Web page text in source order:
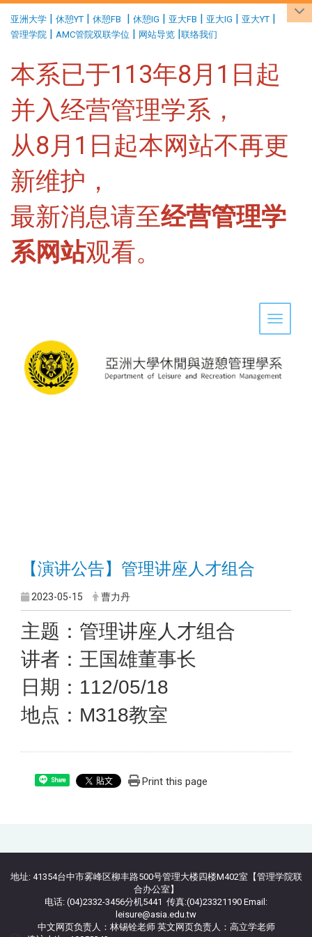
亚洲大学 | 休憩YT | 休憩FB | 休憩IG | 亚大FB | 亚大IG | 亚大YT |
管理学院 | AMC管院双联学位 | 网站导览 |联络我们
本系已于113年8月1日起
并入经营管理学系，
从8月1日起本网站不再更
新维护，
最新消息请至经营管理学
系网站观看。
Toggle
【演讲公告】 管理讲座人才组合
2023-05-15 曹力丹
主题：管理讲座人才组合
讲者：王国雄董事长
日期：112/05/18
地点：M318教室
Share Print this page
地址: 41354台中市雾峰区柳丰路500号管理大楼四楼M402室【管理学院联
合办公室】
电话: (04)2332-3456分机5441 传真:(04)23321190 Email:
leisure@asia.edu.tw
中文网页负责人：林锡铨老师 英文网页负责人：高立学老师